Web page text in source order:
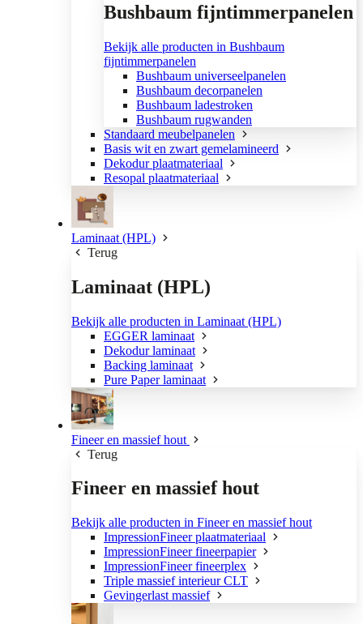
Bushbaum fijntimmerpanelen
Bekijk alle producten in Bushbaum
fijntimmerpanelen
Bushbaum universeelpanelen
Bushbaum decorpanelen
Bushbaum ladestroken
Bushbaum rugwanden
Standaard meubelpanelen
Basis wit en zwart gemelamineerd
Dekodur plaatmateriaal
Resopal plaatmateriaal
Laminaat (HPL)
Terug
Laminaat (HPL)
Bekijk alle producten in Laminaat (HPL)
EGGER laminaat
Dekodur laminaat
Backing laminaat
Pure Paper laminaat
Fineer en massief hout
Terug
Fineer en massief hout
Bekijk alle producten in Fineer en massief hout
ImpressionFineer plaatmateriaal
ImpressionFineer fineerpapier
ImpressionFineer fineerplex
Triple massief interieur CLT
Gevingerlast massief